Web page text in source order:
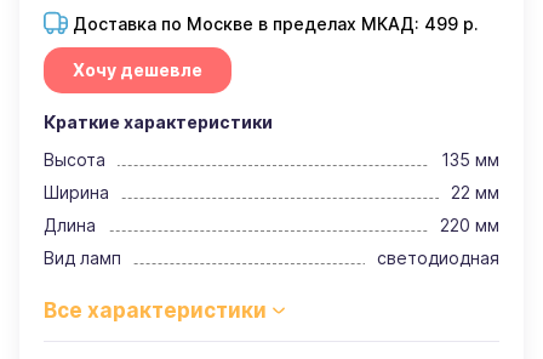
Доставка по Москве в пределах МКАД: 499 р.
Хочу дешевле
Краткие характеристики
Высота
135 мм
Ширина
22 мм
Длина
220 мм
Вид ламп
светодиодная